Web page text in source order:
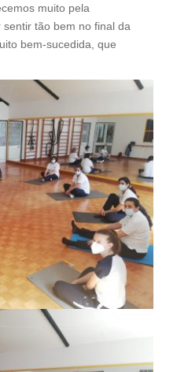
muito pela
tão bem no final da
bem-sucedida, que